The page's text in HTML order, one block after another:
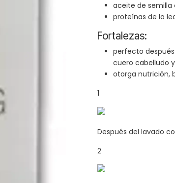
aceite de semilla
proteínas de la
Fortalezas:
perfecto
cuero cabelludo
otorga nutrición,
1
Después del lavado
2